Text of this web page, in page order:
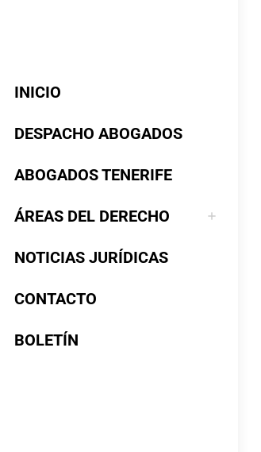
INICIO
DESPACHO ABOGADOS
ABOGADOS TENERIFE
ÁREAS DEL DERECHO
NOTICIAS JURÍDICAS
CONTACTO
BOLETÍN